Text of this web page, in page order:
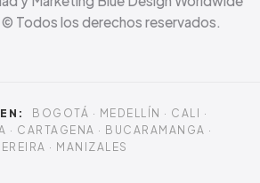
© Todos los derechos reservados.
BOGOTÁ · MEDELLÍN · CALI ·
· CARTAGENA · BUCARAMANGA ·
· MANIZALES